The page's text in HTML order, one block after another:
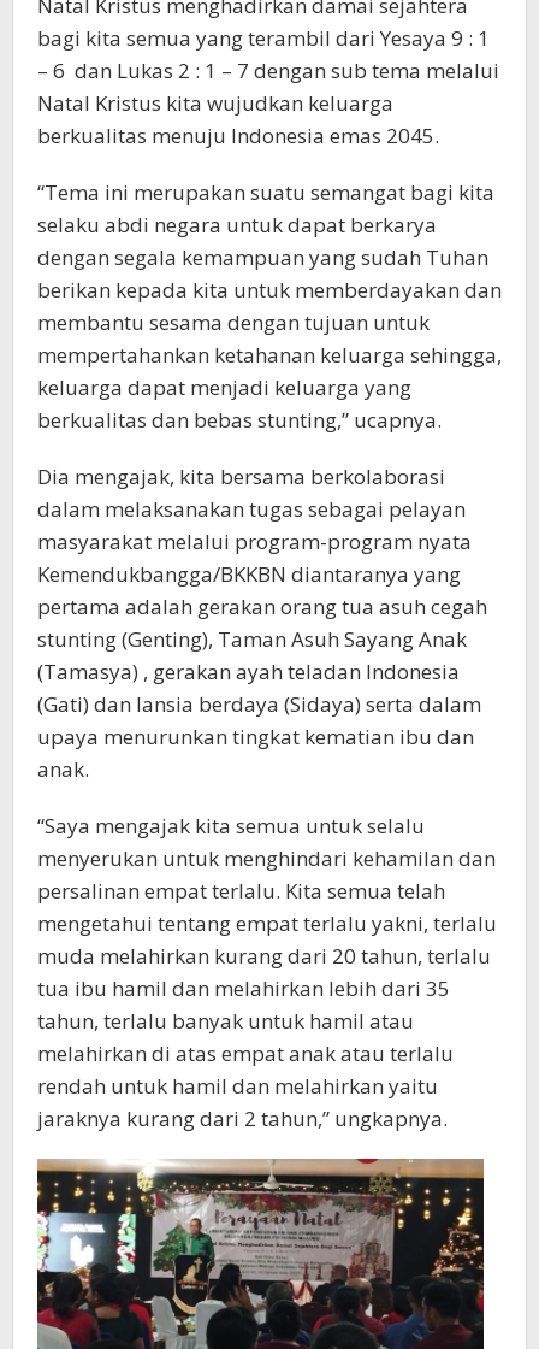
bagi kita semua yang terambil dari Yesaya 9 : 1
– 6 dan Lukas 2 : 1 – 7 dengan sub tema melalui
Natal Kristus kita wujudkan keluarga
berkualitas menuju Indonesia emas 2045.
“Tema ini merupakan suatu semangat bagi kita
selaku abdi negara untuk dapat berkarya
dengan segala kemampuan yang sudah Tuhan
berikan kepada kita untuk memberdayakan dan
membantu sesama dengan tujuan untuk
mempertahankan ketahanan keluarga sehingga,
keluarga dapat menjadi keluarga yang
berkualitas dan bebas stunting,” ucapnya.
Dia mengajak, kita bersama berkolaborasi
dalam melaksanakan tugas sebagai pelayan
masyarakat melalui program-program nyata
Kemendukbangga/BKKBN diantaranya yang
pertama adalah gerakan orang tua asuh cegah
stunting (Genting), Taman Asuh Sayang Anak
(Tamasya) , gerakan ayah teladan Indonesia
(Gati) dan lansia berdaya (Sidaya) serta dalam
upaya menurunkan tingkat kematian ibu dan
anak.
“Saya mengajak kita semua untuk selalu
menyerukan untuk menghindari kehamilan dan
persalinan empat terlalu. Kita semua telah
mengetahui tentang empat terlalu yakni, terlalu
muda melahirkan kurang dari 20 tahun, terlalu
tua ibu hamil dan melahirkan lebih dari 35
tahun, terlalu banyak untuk hamil atau
melahirkan di atas empat anak atau terlalu
rendah untuk hamil dan melahirkan yaitu
jaraknya kurang dari 2 tahun,” ungkapnya.